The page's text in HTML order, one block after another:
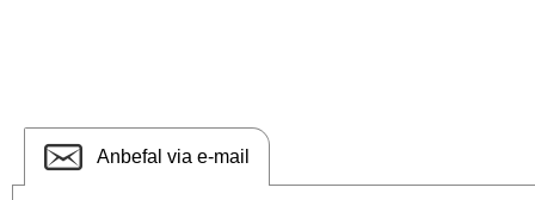
Anbefal via e-mail